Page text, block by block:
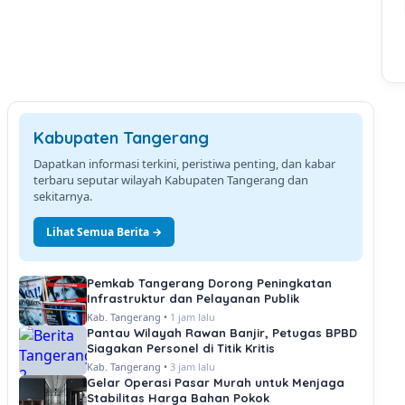
Kabupaten Tangerang
Dapatkan informasi terkini, peristiwa penting, dan kabar
terbaru seputar wilayah Kabupaten Tangerang dan
sekitarnya.
Lihat Semua Berita →
Pemkab Tangerang Dorong Peningkatan
Infrastruktur dan Pelayanan Publik
Kab. Tangerang • 1 jam lalu
Pantau Wilayah Rawan Banjir, Petugas BPBD
Siagakan Personel di Titik Kritis
Kab. Tangerang • 3 jam lalu
Gelar Operasi Pasar Murah untuk Menjaga
Stabilitas Harga Bahan Pokok